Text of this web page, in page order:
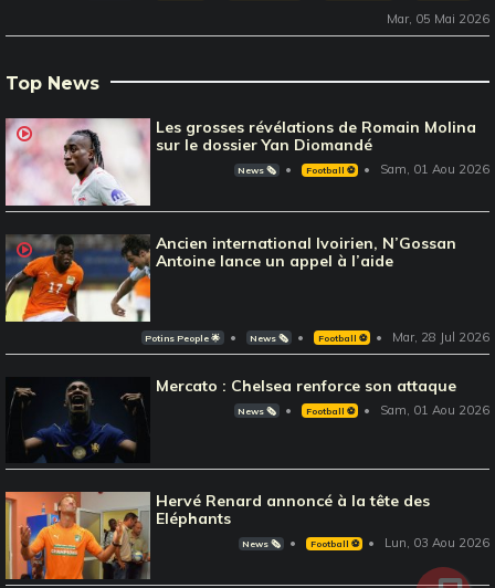
Mar, 05 Mai 2026
Top News
Les grosses révélations de Romain Molina
sur le dossier Yan Diomandé
News 🗞️ Football ⚽️ Sam, 01 Aou 2026
Ancien international Ivoirien, N’Gossan
Antoine lance un appel à l’aide
Potins People 🌟 News 🗞️ Football ⚽️ Mar, 28 Jul 2026
Mercato : Chelsea renforce son attaque
News 🗞️ Football ⚽️ Sam, 01 Aou 2026
Hervé Renard annoncé à la tête des
Eléphants
News 🗞️ Football ⚽️ Lun, 03 Aou 2026